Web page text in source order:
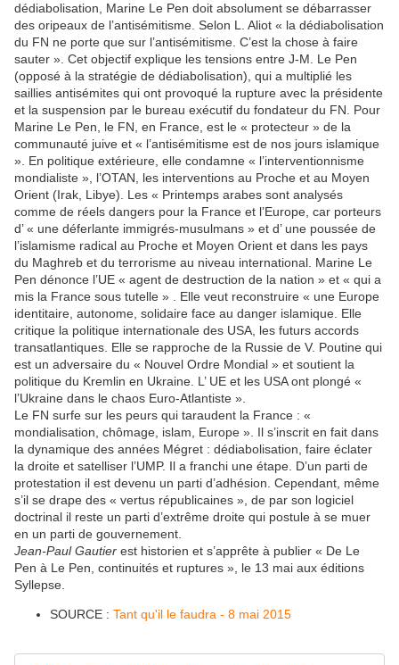
dédiabolisation, Marine Le Pen doit absolument se débarrasser
des oripeaux de l’antisémitisme. Selon L. Aliot « la dédiabolisation
du FN ne porte que sur l’antisémitisme. C’est la chose à faire
sauter ». Cet objectif explique les tensions entre J-M. Le Pen
(opposé à la stratégie de dédiabolisation), qui a multiplié les
saillies antisémites qui ont provoqué la rupture avec la présidente
et la suspension par le bureau exécutif du fondateur du FN. Pour
Marine Le Pen, le FN, en France, est le « protecteur » de la
communauté juive et « l’antisémitisme est de nos jours islamique
». En politique extérieure, elle condamne « l’interventionnisme
mondialiste », l’OTAN, les interventions au Proche et au Moyen
Orient (Irak, Libye). Les « Printemps arabes sont analysés
comme de réels dangers pour la France et l’Europe, car porteurs
d’ « une déferlante immigrés-musulmans » et d’ une poussée de
l’islamisme radical au Proche et Moyen Orient et dans les pays
du Maghreb et du terrorisme au niveau international. Marine Le
Pen dénonce l’UE « agent de destruction de la nation » et « qui a
mis la France sous tutelle » . Elle veut reconstruire « une Europe
identitaire, autonome, solidaire face au danger islamique. Elle
critique la politique internationale des USA, les futurs accords
transatlantiques. Elle se rapproche de la Russie de V. Poutine qui
est un adversaire du « Nouvel Ordre Mondial » et soutient la
politique du Kremlin en Ukraine. L’ UE et les USA ont plongé «
l’Ukraine dans le chaos Euro-Atlantiste ».
Le FN surfe sur les peurs qui taraudent la France : «
mondialisation, chômage, islam, Europe ». Il s’inscrit en fait dans
la dynamique des années Mégret : dédiabolisation, faire éclater
la droite et satelliser l’UMP. Il a franchi une étape. D’un parti de
protestation il est devenu un parti d’adhésion. Cependant, même
s’il se drape des « vertus républicaines », de par son logiciel
doctrinal il reste un parti d’extrême droite qui postule à se muer
en un parti de gouvernement.
Jean-Paul Gautier est historien et s’apprête à publier « De Le
Pen à Le Pen, continuités et ruptures », le 13 mai aux éditions
Syllepse.
SOURCE : Tant qu'il le faudra - 8 mai 2015